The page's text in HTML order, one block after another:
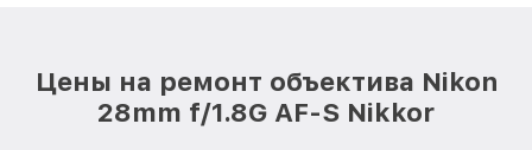
Цены на ремонт объектива Nikon
28mm f/1.8G AF-S Nikkor